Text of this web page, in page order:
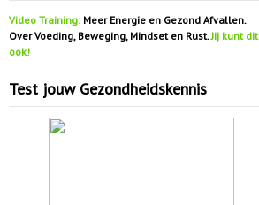
Video Training: Meer Energie en Gezond Afvallen.
Over Voeding, Beweging, Mindset en Rust.Jij kunt dit
ook!
Test jouw Gezondheidskennis